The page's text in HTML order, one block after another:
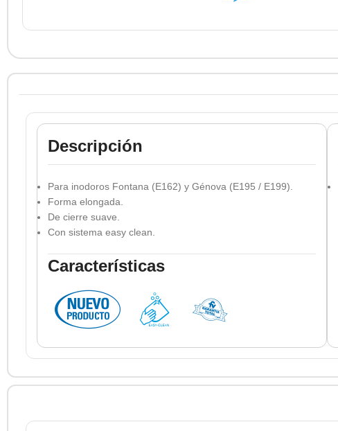
Descripción
Para inodoros Fontana (E162) y Génova (E195 / E199).
Forma elongada.
De cierre suave.
Con sistema easy clean.
Características